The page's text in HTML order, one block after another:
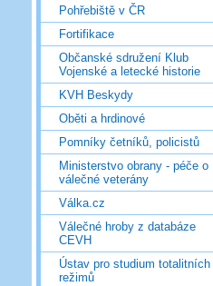
Pohřebiště v ČR
Fortifikace
Občanské sdružení Klub
Vojenské a letecké historie
KVH Beskydy
Oběti a hrdinové
Pomníky četníků, policistů
Ministerstvo obrany - péče o
válečné veterány
Válka.cz
Válečné hroby z databáze
CEVH
Ústav pro studium totalitních
režimů